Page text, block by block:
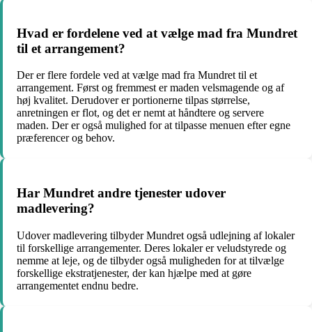
Hvad er fordelene ved at vælge mad fra Mundret
til et arrangement?
Der er flere fordele ved at vælge mad fra Mundret til et
arrangement. Først og fremmest er maden velsmagende og af
høj kvalitet. Derudover er portionerne tilpas størrelse,
anretningen er flot, og det er nemt at håndtere og servere
maden. Der er også mulighed for at tilpasse menuen efter egne
præferencer og behov.
Har Mundret andre tjenester udover
madlevering?
Udover madlevering tilbyder Mundret også udlejning af lokaler
til forskellige arrangementer. Deres lokaler er veludstyrede og
nemme at leje, og de tilbyder også muligheden for at tilvælge
forskellige ekstratjenester, der kan hjælpe med at gøre
arrangementet endnu bedre.